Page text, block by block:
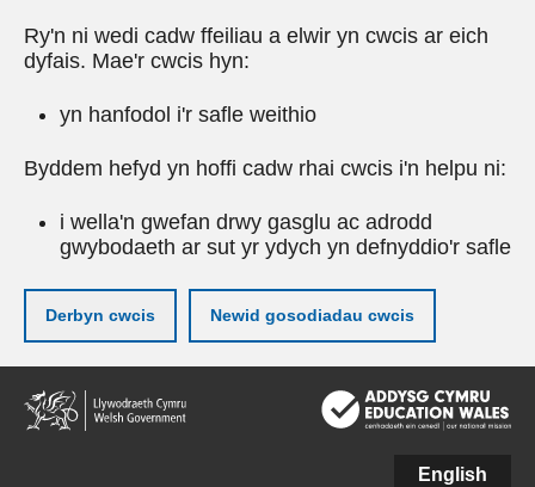
Ry'n ni wedi cadw ffeiliau a elwir yn cwcis ar eich
dyfais. Mae'r cwcis hyn:
yn hanfodol i'r safle weithio
Byddem hefyd yn hoffi cadw rhai cwcis i'n helpu ni:
i wella'n gwefan drwy gasglu ac adrodd
gwybodaeth ar sut yr ydych yn defnyddio'r safle
Derbyn cwcis Newid gosodiadau cwcis
Neidio
i'r
prif
English